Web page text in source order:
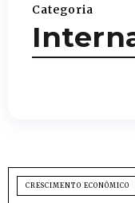
Categoria
CRESCIMENTO ECONÔMICO